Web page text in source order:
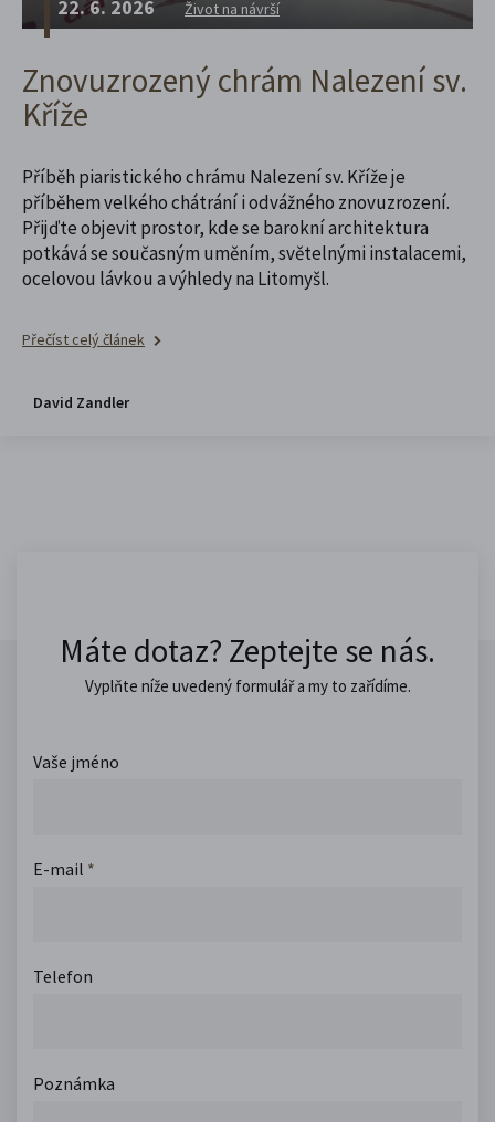
22. 6. 2026 Život na návrší
Znovuzrozený chrám Nalezení sv.
Kříže
Příběh piaristického chrámu Nalezení sv. Kříže je
příběhem velkého chátrání i odvážného znovuzrození.
Přijďte objevit prostor, kde se barokní architektura
potkává se současným uměním, světelnými instalacemi,
ocelovou lávkou a výhledy na Litomyšl.
Přečíst celý článek
David Zandler
Máte dotaz? Zeptejte se nás.
Vyplňte níže uvedený formulář a my to zařídíme.
Vaše jméno
E-mail *
Telefon
Poznámka